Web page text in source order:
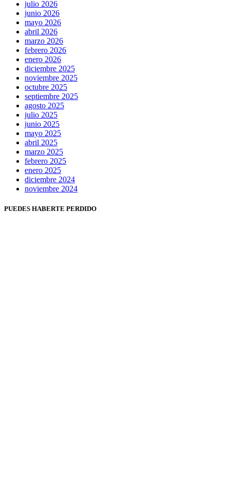
julio 2026
junio 2026
mayo 2026
abril 2026
marzo 2026
febrero 2026
enero 2026
diciembre 2025
noviembre 2025
octubre 2025
septiembre 2025
agosto 2025
julio 2025
junio 2025
mayo 2025
abril 2025
marzo 2025
febrero 2025
enero 2025
diciembre 2024
noviembre 2024
PUEDES HABERTE PERDIDO